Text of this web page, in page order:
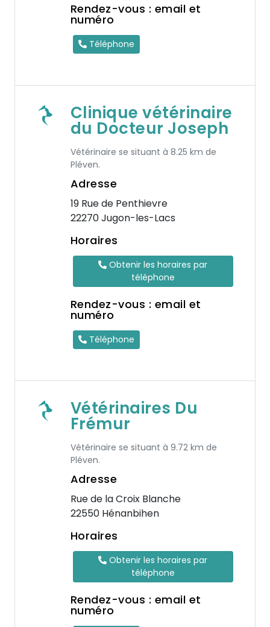
Rendez-vous : email et
numéro
Téléphone
Clinique vétérinaire
du Docteur Joseph
Vétérinaire se situant à 8.25 km de
Pléven.
Adresse
19 Rue de Penthievre
22270 Jugon-les-Lacs
Horaires
Obtenir les horaires par
téléphone
Rendez-vous : email et
numéro
Téléphone
Vétérinaires Du
Frémur
Vétérinaire se situant à 9.72 km de
Pléven.
Adresse
Rue de la Croix Blanche
22550 Hénanbihen
Horaires
Obtenir les horaires par
téléphone
Rendez-vous : email et
numéro